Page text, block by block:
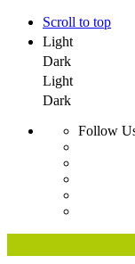
Scroll to top
Light
Dark
Light
Dark
Follow